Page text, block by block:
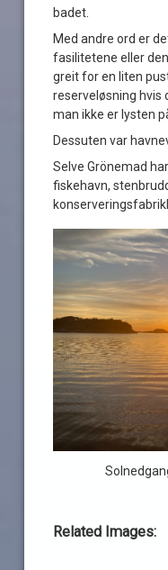
badet.
Med andre ord er
fasilitetene eller
greit for en liten
reserveløsning hvis
man ikke er lysten
Dessuten var
Selve Grönemad
fiskehavn,
Related Images: